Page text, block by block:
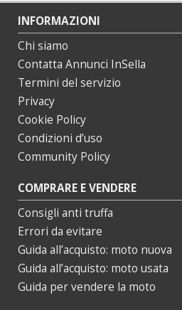
INFORMAZIONI
Chi siamo
Contatta Annunci InSella
Termini del servizio
Privacy
Cookie Policy
Condizioni d’uso
Community Policy
COMPRARE E VENDERE
Consigli anti truffa
Errori da evitare
Guida all’acquisto: moto nuova
Guida all’acquisto: moto usata
Guida per vendere la moto